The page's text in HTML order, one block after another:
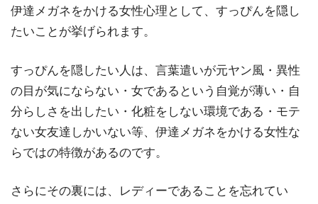
伊達メガネをかける女性心理として、すっぴんを隠し
たいことが挙げられます。
すっぴんを隠したい人は、言葉遣いが元ヤン風・異性
の目が気にならない・女であるという自覚が薄い・自
分らしさを出したい・化粧をしない環境である・モテ
ない女友達しかいない等、伊達メガネをかける女性な
らではの特徴があるのです。
さらにその裏には、レディーであることを忘れてい